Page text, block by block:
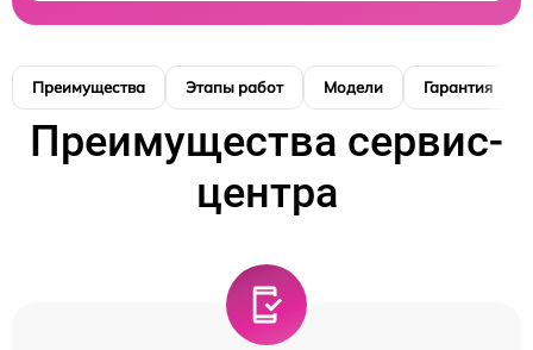
Преимущества Этапы работ Модели Гарантия
Преимущества сервис-
центра